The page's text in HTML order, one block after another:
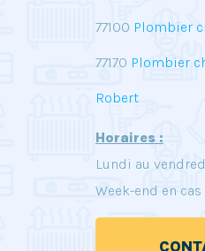
77100 Plombier
77170 Plombier
Robert
Horaires :
Lundi au
Week-end en